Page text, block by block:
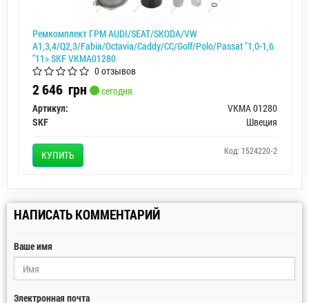
Ремкомплект ГРМ AUDI/SEAT/SKODA/VW
A1,3,4/Q2,3/Fabia/Octavia/Caddy/CC/Golf/Polo/Passat "1,0-1,6
"11> SKF VKMA01280
0 отзывов
2 646 грн
сегодня
Артикул:
VKMA 01280
SKF
Швеция
КУПИТЬ Код: 1524220-2
НАПИСАТЬ КОММЕНТАРИЙ
Ваше имя
Электронная почта